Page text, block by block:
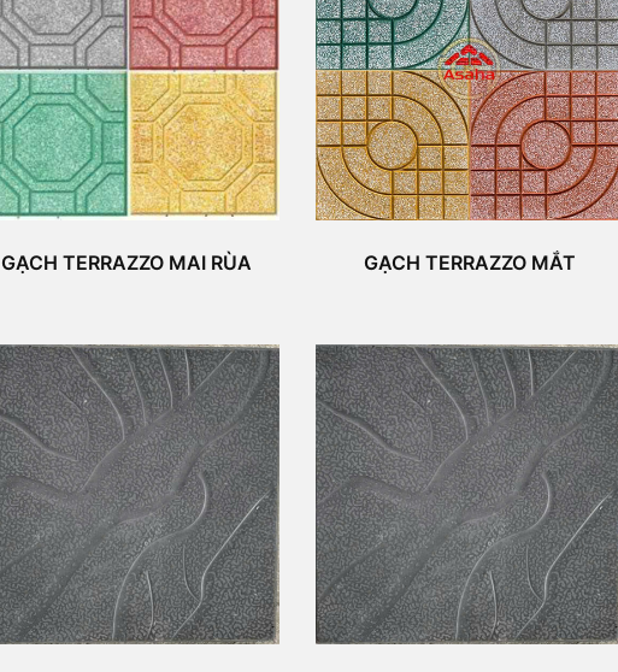
GẠCH TERRAZZO MAI RÙA GẠCH TERRAZZO MẮT